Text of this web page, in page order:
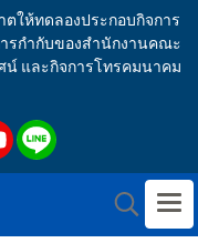
ให้ทดลองประกอบกิจการ
ารกำกับของสำนักงานคณะ
น์ และกิจการโทรคมนาคม